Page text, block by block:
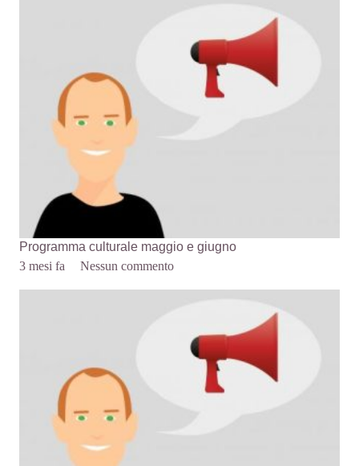
Programma culturale maggio e giugno
3 mesi fa
Nessun commento